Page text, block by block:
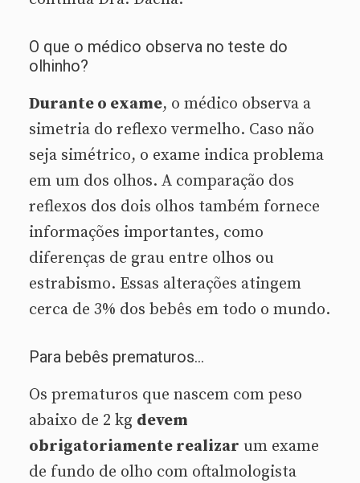
O que o médico observa no teste do
olhinho?
Durante o exame, o médico observa a
simetria do reflexo vermelho. Caso não
seja simétrico, o exame indica problema
em um dos olhos. A comparação dos
reflexos dos dois olhos também fornece
informações importantes, como
diferenças de grau entre olhos ou
estrabismo. Essas alterações atingem
cerca de 3% dos bebês em todo o mundo.
Para bebês prematuros…
Os prematuros que nascem com peso
abaixo de 2 kg devem
obrigatoriamente realizar um exame
de fundo de olho com oftalmologista